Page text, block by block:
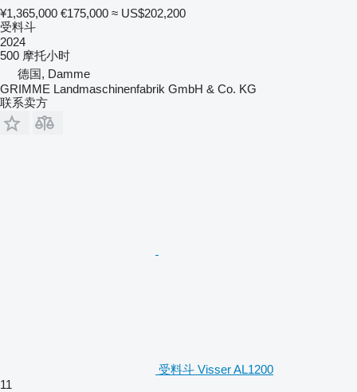
¥1,365,000 €175,000 ≈ US$202,200
受料斗
2024
500 摩托小时
德国, Damme
GRIMME Landmaschinenfabrik GmbH & Co. KG
联系卖方
受料斗 Visser AL1200
11